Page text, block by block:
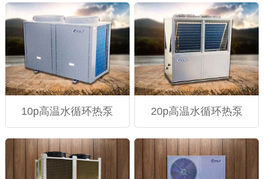
10p高温水循环热泵 20p高温水循环热泵